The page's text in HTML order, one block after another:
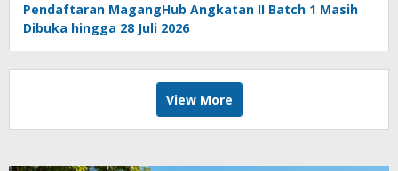
Pendaftaran MagangHub Angkatan II Batch 1 Masih
Dibuka hingga 28 Juli 2026
View More